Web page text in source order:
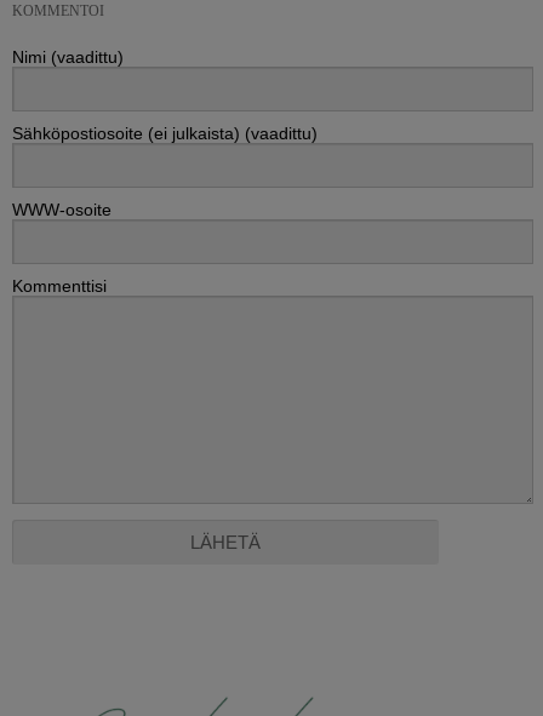
KOMMENTOI
Nimi (vaadittu)
Sähköpostiosoite (ei julkaista) (vaadittu)
WWW-osoite
Kommenttisi